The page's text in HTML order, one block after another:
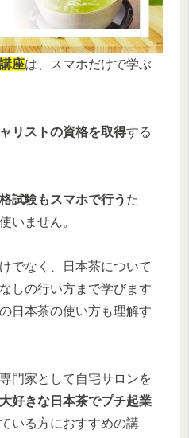
座は、スマホだけで学ぶ
リストの資格を取得する
試験もスマホで行う た
いません。
でなく、日本茶について
しの行い方まで学びます
日本茶の使い方も理解す
門家として自宅サロンを
大好きな日本茶でプチ起業
いる方におすすめの講